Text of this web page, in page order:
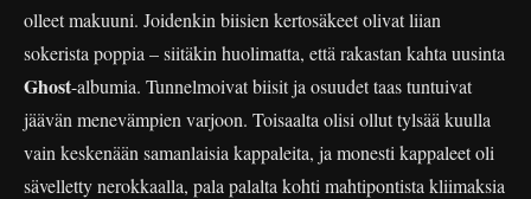
olleet makuuni. Joidenkin biisien kertosäkeet olivat liian
sokerista poppia – siitäkin huolimatta, että rakastan kahta uusinta
Ghost-albumia. Tunnelmoivat biisit ja osuudet taas tuntuivat
jäävän menevämpien varjoon. Toisaalta olisi ollut tylsää kuulla
vain keskenään samanlaisia kappaleita, ja monesti kappaleet oli
sävelletty nerokkaalla, pala palalta kohti mahtipontista kliimaksia